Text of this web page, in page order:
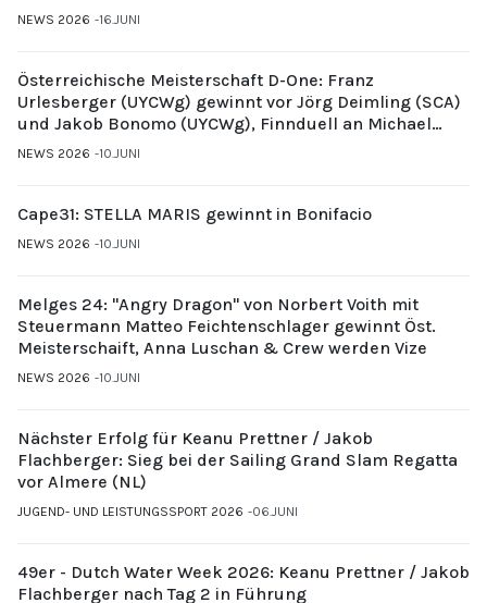
NEWS 2026 16.JUNI
Österreichische Meisterschaft D-One: Franz
Urlesberger (UYCWg) gewinnt vor Jörg Deimling (SCA)
und Jakob Bonomo (UYCWg), Finnduell an Michael
Gubi (UYCMo)
NEWS 2026 10.JUNI
Cape31: STELLA MARIS gewinnt in Bonifacio
NEWS 2026 10.JUNI
Melges 24: "Angry Dragon" von Norbert Voith mit
Steuermann Matteo Feichtenschlager gewinnt Öst.
Meisterschaift, Anna Luschan & Crew werden Vize
NEWS 2026 10.JUNI
Nächster Erfolg für Keanu Prettner / Jakob
Flachberger: Sieg bei der Sailing Grand Slam Regatta
vor Almere (NL)
JUGEND- UND LEISTUNGSSPORT 2026 06.JUNI
49er - Dutch Water Week 2026: Keanu Prettner / Jakob
Flachberger nach Tag 2 in Führung